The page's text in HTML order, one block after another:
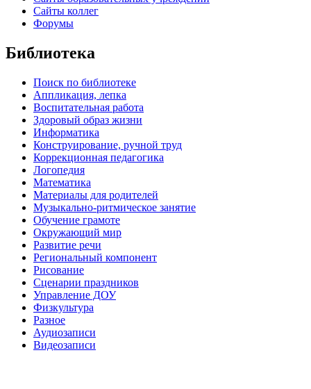
Сайты коллег
Форумы
Библиотека
Поиск по библиотеке
Аппликация, лепка
Воспитательная работа
Здоровый образ жизни
Информатика
Конструирование, ручной труд
Коррекционная педагогика
Логопедия
Математика
Материалы для родителей
Музыкально-ритмическое занятие
Обучение грамоте
Окружающий мир
Развитие речи
Региональный компонент
Рисование
Сценарии праздников
Управление ДОУ
Физкультура
Разное
Аудиозаписи
Видеозаписи